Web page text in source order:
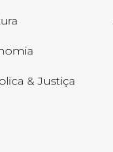
& Justiça